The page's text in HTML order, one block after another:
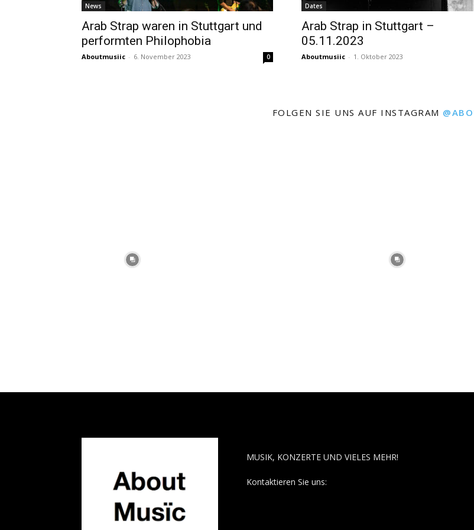
News
Arab Strap waren in Stuttgart und
performten Philophobia
Aboutmusiic - 6. November 2023 0
Dates
Arab Strap in Stuttgart –
05.11.2023
Aboutmusiic - 1. Oktober 2023
FOLGEN SIE UNS AUF INSTAGRAM
MUSIK, KONZERTE UND VIELES MEHR!
Kontaktieren Sie uns: